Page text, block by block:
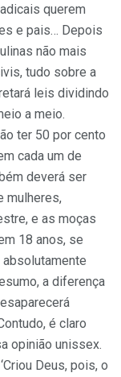
querem
e pais… Depois
não mais
tudo sobre a
leis dividindo
a meio.
ter 50 por cento
cada um de
deverá ser
mulheres,
e as moças
18 anos, se
a diferença
é claro
opinião unissex.
Deus, pois, o